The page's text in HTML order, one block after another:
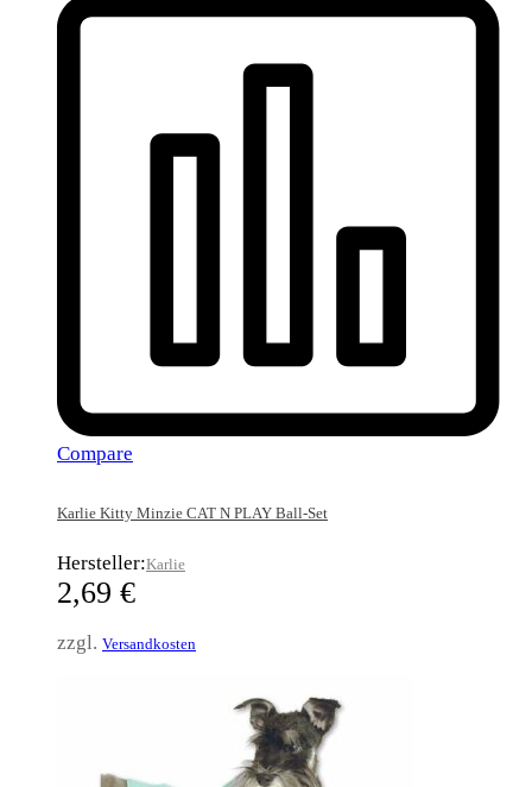
Compare
Karlie Kitty Minzie CAT N PLAY Ball-Set
Hersteller:Karlie
2,69 €
zzgl. Versandkosten